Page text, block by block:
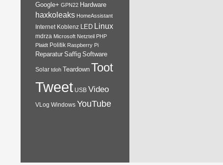
Google+ GPN22 Hardware
haxkoleaks HomeAssistant
Internet Koblenz LED Linux
mdrza Microsoft Netzteil PHP
Plaidt Politik Raspberry Pi
Reparatur Saffig Software
Solar tdoh Teardown Toot
Tweet USB Video
VLog Windows YouTube